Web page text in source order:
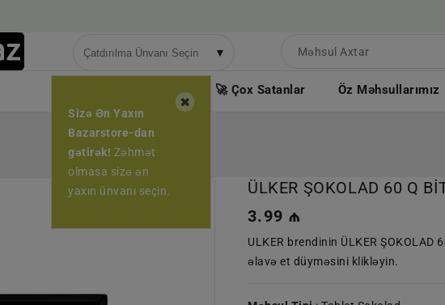
▼
Sizə Ən Yaxın
Bazarstore-dan
gətirək! Zəhmət
olmasa sizə ən
yaxın ünvanı seçin.
🏷️ Endirimli Məhsullar 🚀 Çox Satanlar Öz Məhsullarımız
ÜLKER ŞOKOLAD 60 Q
Normal
qiymət
3.99 ₼
ULKER brendinin ÜLKER
əlavə et düyməsini klikləyin.